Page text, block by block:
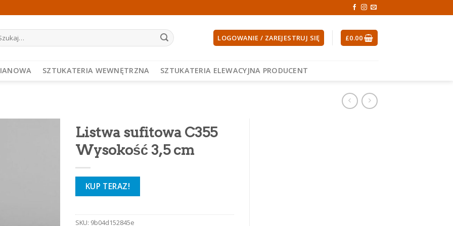
LOGOWANIE / ZAREJESTRUJ SIĘ £0.00
SZTUKATERIA WEWNĘTRZNA SZTUKATERIA ELEWACYJNA PRODUCENT
Listwa sufitowa C355
Wysokość 3,5 cm
KUP TERAZ!
SKU: 9b04d152845e